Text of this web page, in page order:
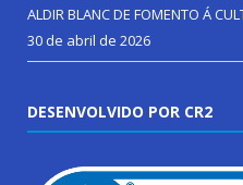
ALDIR BLANC DE FOMENTO Á
30 de abril de 2026
DESENVOLVIDO POR CR2